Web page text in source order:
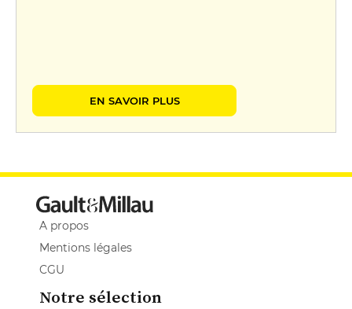
EN SAVOIR PLUS
A propos
Mentions légales
CGU
Notre sélection